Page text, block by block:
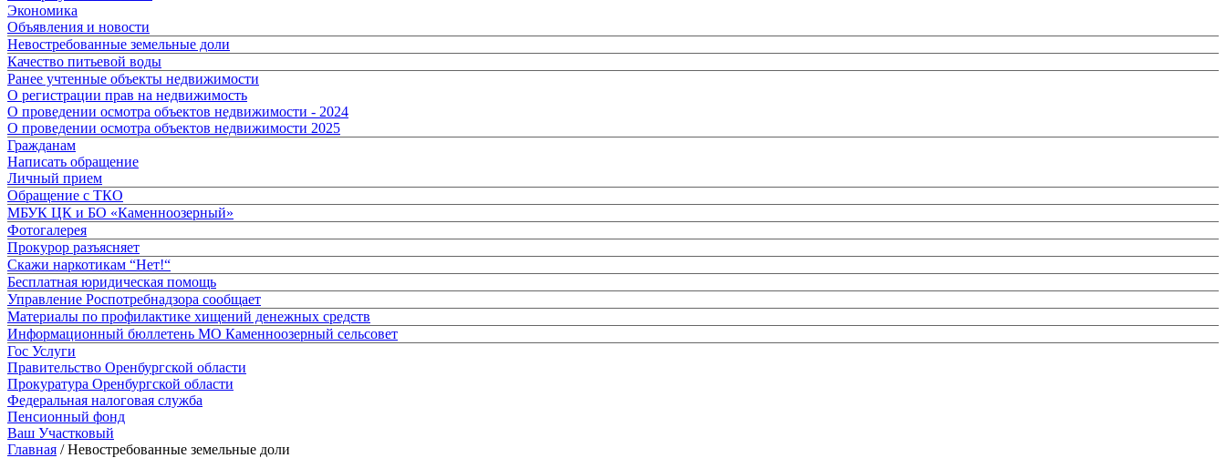
Экономика
Объявления и новости
Невостребованные земельные доли
Качество питьевой воды
Ранее учтенные объекты недвижимости
О регистрации прав на недвижимость
О проведении осмотра объектов недвижимости - 2024
О проведении осмотра объектов недвижимости 2025
Гражданам
Написать обращение
Личный прием
Обращение с ТКО
МБУК ЦК и БО «Каменноозерный»
Фотогалерея
Прокурор разъясняет
Скажи наркотикам “Нет!“
Бесплатная юридическая помощь
Управление Роспотребнадзора сообщает
Материалы по профилактике хищений денежных средств
Информационный бюллетень МО Каменноозерный сельсовет
Гос Услуги
Правительство Оренбургской области
Прокуратура Оренбургской области
Федеральная налоговая служба
Пенсионный фонд
Ваш Участковый
Главная /Невостребованные земельные доли